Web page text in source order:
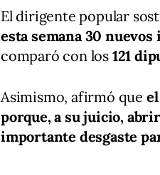
El dirigente popular
esta semana 30 nuevos
comparó con los 121
Asimismo, afirmó que
porque, a su juicio,
importante desgaste